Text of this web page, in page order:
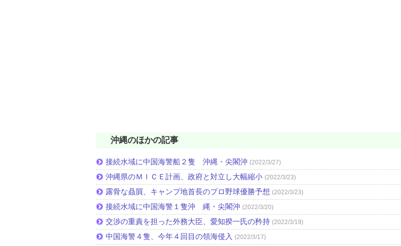
沖縄のほかの記事
接続水域に中国海警船２隻 沖縄・尖閣沖 (2022/3/27)
沖縄県のＭＩＣＥ計画、政府と対立し大幅縮小 (2022/3/23)
露骨な贔屓、キャンプ地首長のプロ野球優勝予想 (2022/3/23)
接続水域に中国海警１隻沖 縄・尖閣沖 (2022/3/20)
交渉の重責を担った外務大臣、愛知揆一氏の矜持 (2022/3/19)
中国海警４隻、今年４回目の領海侵入 (2022/3/17)